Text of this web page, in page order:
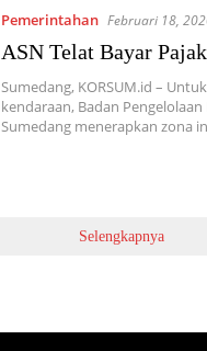
Pemerintahan Februari 18,
ASN Telat Bayar
Sumedang, KORSUM.id –
kendaraan, Badan
Sumedang menerapkan zona
Selengkapnya